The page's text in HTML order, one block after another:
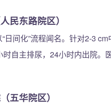
民东路院区）
日间化”流程闻名。针对2-3
自主排尿，24小时内出院。
五华院区）